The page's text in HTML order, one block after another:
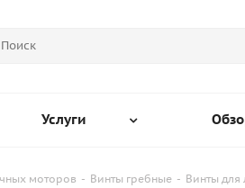
Услуги
моторов - Винты гребные - Винты для